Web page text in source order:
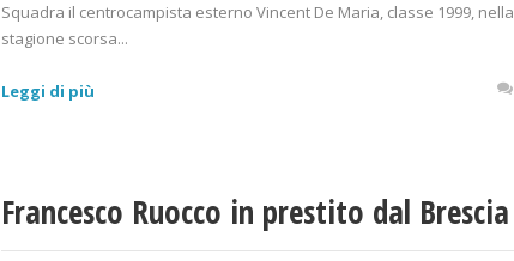
Squadra il centrocampista esterno Vincent De Maria, classe 1999, nella
stagione scorsa...
Leggi di più
Francesco Ruocco in prestito dal Brescia